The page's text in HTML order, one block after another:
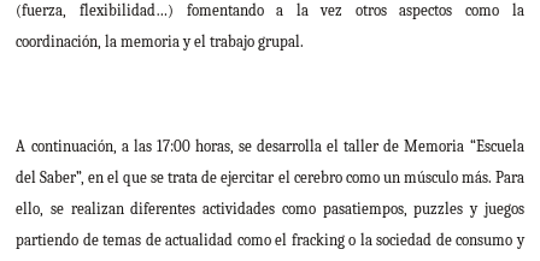
(fuerza, flexibilidad…) fomentando a la vez otros aspectos como la
coordinación, la memoria y el trabajo grupal.
A continuación, a las 17:00 horas, se desarrolla el taller de Memoria “Escuela
del Saber”, en el que se trata de ejercitar el cerebro como un músculo más. Para
ello, se realizan diferentes actividades como pasatiempos, puzzles y juegos
partiendo de temas de actualidad como el fracking o la sociedad de consumo y